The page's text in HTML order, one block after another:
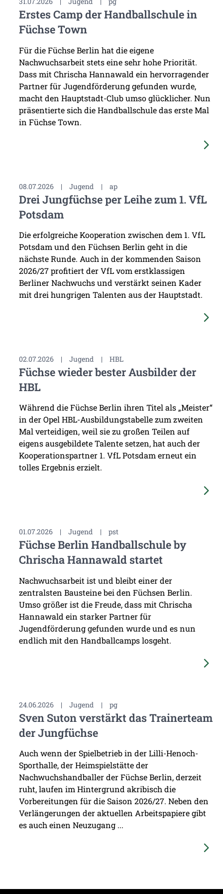
Erstes Camp der Handballschule in
Füchse Town
Für die Füchse Berlin hat die eigene
Nachwuchsarbeit stets eine sehr hohe Priorität.
Dass mit Chrischa Hannawald ein hervorragender
Partner für Jugendförderung gefunden wurde,
macht den Hauptstadt-Club umso glücklicher. Nun
präsentierte sich die Handballschule das erste Mal
in Füchse Town.
08.07.2026 | Jugend | ap
Drei Jungfüchse per Leihe zum 1. VfL
Potsdam
Die erfolgreiche Kooperation zwischen dem 1. VfL
Potsdam und den Füchsen Berlin geht in die
nächste Runde. Auch in der kommenden Saison
2026/27 profitiert der VfL vom erstklassigen
Berliner Nachwuchs und verstärkt seinen Kader
mit drei hungrigen Talenten aus der Hauptstadt.
02.07.2026 | Jugend | HBL
Füchse wieder bester Ausbilder der
HBL
Während die Füchse Berlin ihren Titel als „Meister“
in der Opel HBL-Ausbildungstabelle zum zweiten
Mal verteidigen, weil sie zu großen Teilen auf
eigens ausgebildete Talente setzen, hat auch der
Kooperationspartner 1. VfL Potsdam erneut ein
tolles Ergebnis erzielt.
01.07.2026 | Jugend | pst
Füchse Berlin Handballschule by
Chrischa Hannawald startet
Nachwuchsarbeit ist und bleibt einer der
zentralsten Bausteine bei den Füchsen Berlin.
Umso größer ist die Freude, dass mit Chrischa
Hannawald ein starker Partner für
Jugendförderung gefunden wurde und es nun
endlich mit den Handballcamps losgeht.
24.06.2026 | Jugend | pg
Sven Suton verstärkt das Trainerteam
der Jungfüchse
Auch wenn der Spielbetrieb in der Lilli-Henoch-
Sporthalle, der Heimspielstätte der
Nachwuchshandballer der Füchse Berlin, derzeit
ruht, laufen im Hintergrund akribisch die
Vorbereitungen für die Saison 2026/27. Neben den
Verlängerungen der aktuellen Arbeitspapiere gibt
es auch einen Neuzugang ...